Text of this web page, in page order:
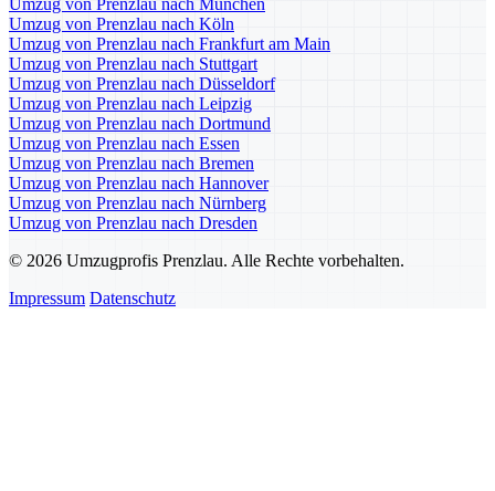
Umzug von Prenzlau nach München
Umzug von Prenzlau nach Köln
Umzug von Prenzlau nach Frankfurt am Main
Umzug von Prenzlau nach Stuttgart
Umzug von Prenzlau nach Düsseldorf
Umzug von Prenzlau nach Leipzig
Umzug von Prenzlau nach Dortmund
Umzug von Prenzlau nach Essen
Umzug von Prenzlau nach Bremen
Umzug von Prenzlau nach Hannover
Umzug von Prenzlau nach Nürnberg
Umzug von Prenzlau nach Dresden
© 2026 Umzugprofis Prenzlau. Alle Rechte vorbehalten.
Impressum Datenschutz